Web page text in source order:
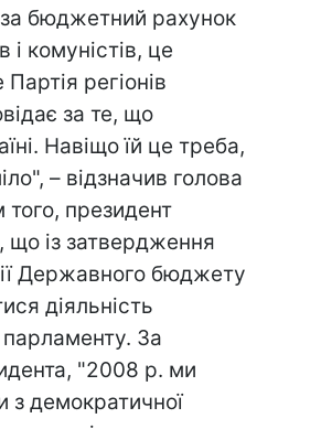
бюджетний рахунок
і комуністів, це
регіонів
за те, що
Навіщо їй це треба,
– відзначив голова
президент
що із затвердження
Державного бюджету
діяльність
За
"2008 р. ми
з демократичної